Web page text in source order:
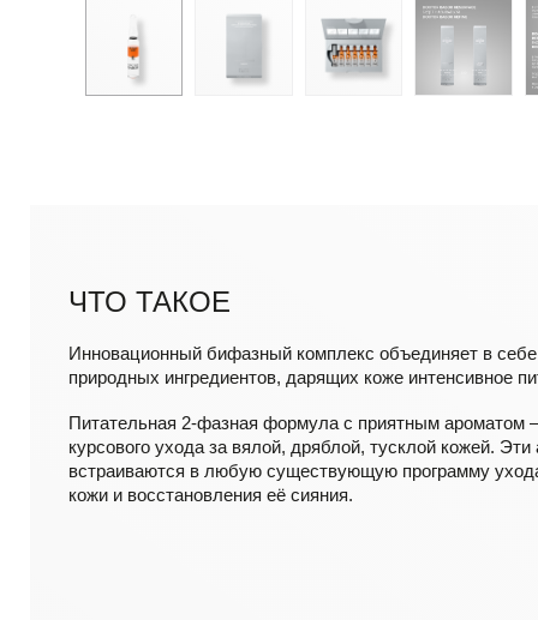
ЧТО ТАКОЕ
Инновационный бифазный комплекс объединяет в
природных ингредиентов, дарящих коже интенсивное
Питательная 2-фазная формула с приятным ароматом
курсового ухода за вялой, дряблой, тусклой кожей.
встраиваются в любую существующую программу
кожи и восстановления её сияния.